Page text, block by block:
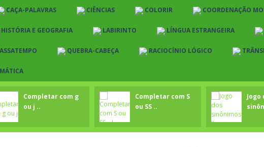
CAÇA-PALAVRAS CIÊNCIAS COLORIR COORDENAÇÃO
HISTÓRIA E GEOGRAFIA LABIRINTO LÍNGUA ESTRANGEIRA
QUEBRA-CABEÇA RACIOCÍNIO LÓGICO
Completar com g
ou j ..
Completar com S
ou SS ..
Jogo